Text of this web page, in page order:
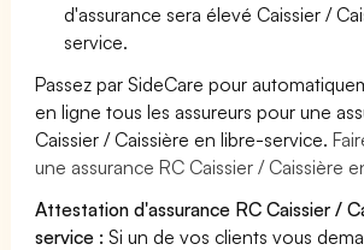
d'assurance sera élevé Caissier /
service.
Passez par SideCare pour
en ligne tous les assureurs pour une
Caissier / Caissière en libre-service.
une assurance RC Caissier / Caissière
Attestation d'assurance RC Caissier /
service : Si un de vos clients vous